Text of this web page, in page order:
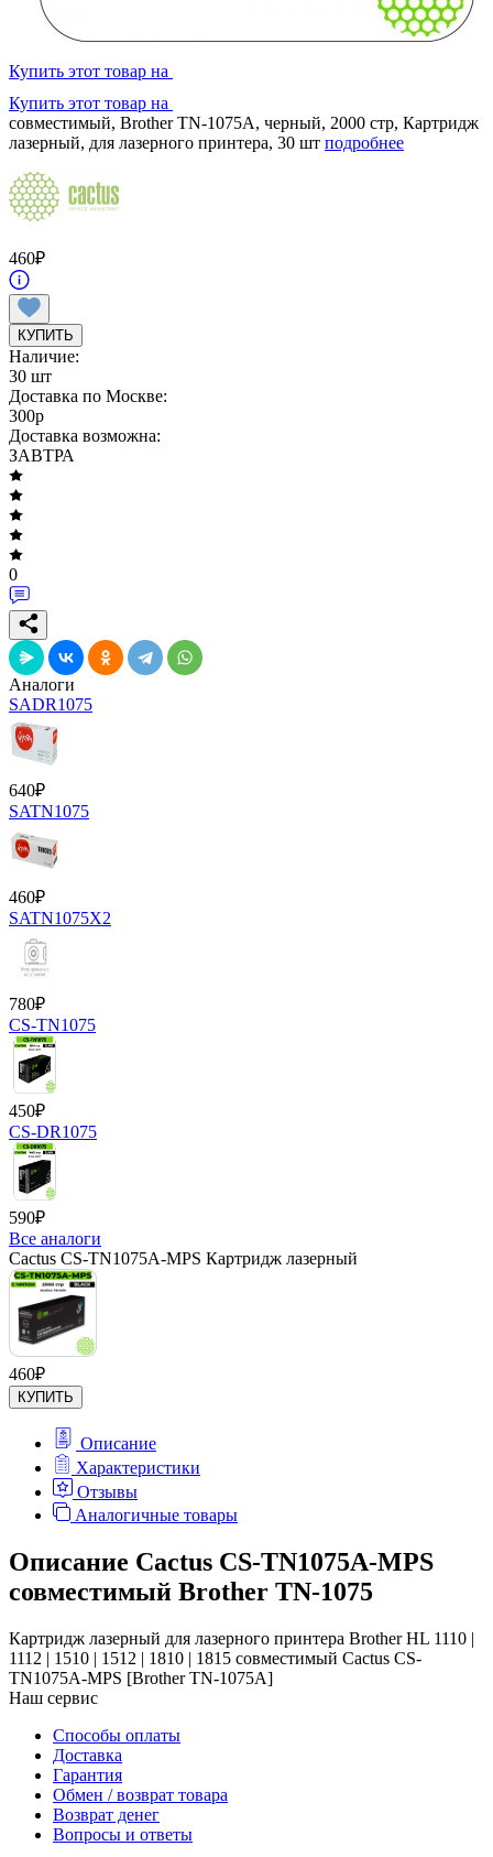
Купить этот товар на
Купить этот товар на
совместимый, Brother TN-1075A, черный, 2000 стр, Картридж
лазерный, для лазерного принтера, 30 шт подробнее
460₽
КУПИТЬ
Наличие:
30 шт
Доставка по Москве:
300p
Доставка возможна:
ЗАВТРА
0
Аналоги
SADR1075
640₽
SATN1075
460₽
SATN1075X2
780₽
CS-TN1075
450₽
CS-DR1075
590₽
Все аналоги
Cactus CS-TN1075A-MPS Картридж лазерный
460₽
КУПИТЬ
Описание
Характеристики
Отзывы
Аналогичные товары
Описание Cactus CS-TN1075A-MPS
совместимый Brother TN-1075
Картридж лазерный для лазерного принтера Brother HL 1110 |
1112 | 1510 | 1512 | 1810 | 1815 совместимый Cactus CS-
TN1075A-MPS [Brother TN-1075A]
Наш сервис
Способы оплаты
Доставка
Гарантия
Обмен / возврат товара
Возврат денег
Вопросы и ответы